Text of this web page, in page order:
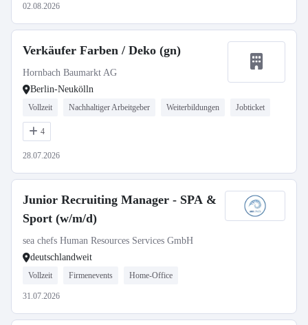
02.08.2026
Verkäufer Farben / Deko (gn)
Hornbach Baumarkt AG
Berlin-Neukölln
Vollzeit Nachhaltiger Arbeitgeber Weiterbildungen Jobticket
4
28.07.2026
Junior Recruiting Manager - SPA &
Sport (w/m/d)
sea chefs Human Resources Services GmbH
deutschlandweit
Vollzeit Firmenevents Home-Office
31.07.2026